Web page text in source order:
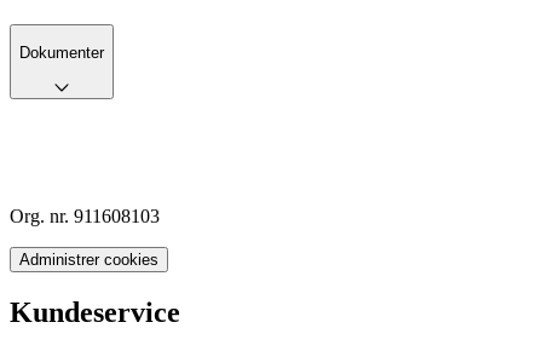
Dokumenter
Org. nr. 911608103
Administrer cookies
Kundeservice